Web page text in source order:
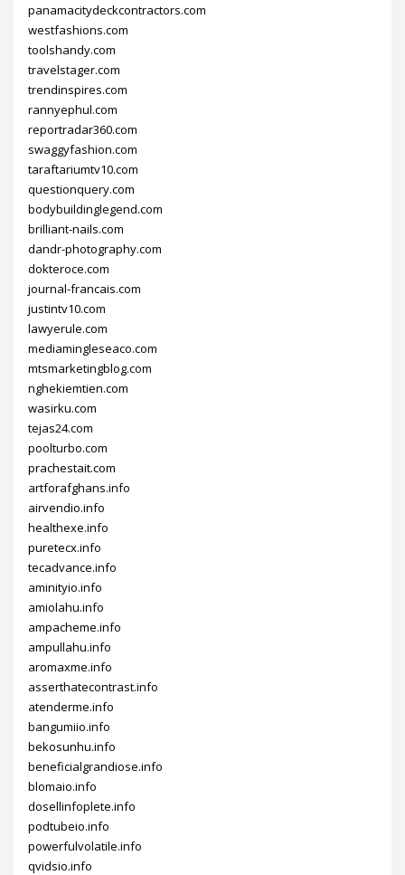
panamacitydeckcontractors.com
westfashions.com
toolshandy.com
travelstager.com
trendinspires.com
rannyephul.com
reportradar360.com
swaggyfashion.com
taraftariumtv10.com
questionquery.com
bodybuildinglegend.com
brilliant-nails.com
dandr-photography.com
dokteroce.com
journal-francais.com
justintv10.com
lawyerule.com
mediamingleseaco.com
mtsmarketingblog.com
nghekiemtien.com
wasirku.com
tejas24.com
poolturbo.com
prachestait.com
artforafghans.info
airvendio.info
healthexe.info
puretecx.info
tecadvance.info
aminityio.info
amiolahu.info
ampacheme.info
ampullahu.info
aromaxme.info
asserthatecontrast.info
atenderme.info
bangumiio.info
bekosunhu.info
beneficialgrandiose.info
blomaio.info
dosellinfoplete.info
podtubeio.info
powerfulvolatile.info
qvidsio.info